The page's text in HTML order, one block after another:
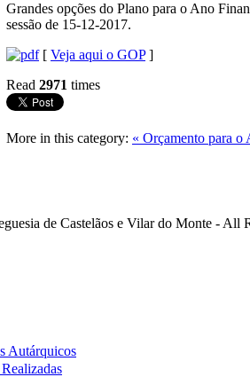
Grandes opções do Plano para o Ano
sessão de 15-12-2017.
[ Veja aqui o GOP]
Read 2971 times
More in this category: « Orçamento para o
de Castelãos e Vilar do Monte - All
Autárquicos